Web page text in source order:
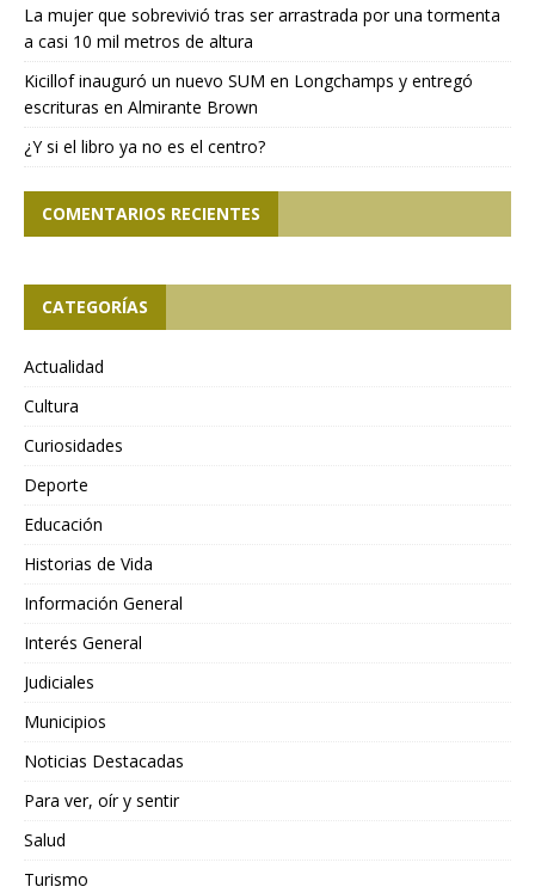
La mujer que sobrevivió tras ser arrastrada por una tormenta
a casi 10 mil metros de altura
Kicillof inauguró un nuevo SUM en Longchamps y entregó
escrituras en Almirante Brown
¿Y si el libro ya no es el centro?
COMENTARIOS RECIENTES
CATEGORÍAS
Actualidad
Cultura
Curiosidades
Deporte
Educación
Historias de Vida
Información General
Interés General
Judiciales
Municipios
Noticias Destacadas
Para ver, oír y sentir
Salud
Turismo